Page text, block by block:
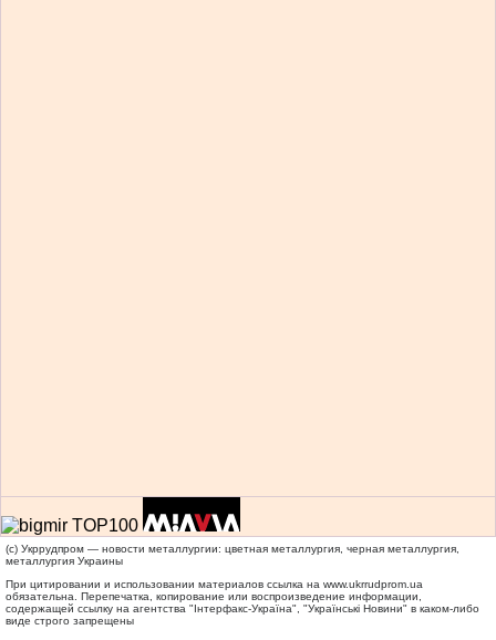
(c) Укррудпром — новости металлургии: цветная металлургия, черная металлургия,
металлургия Украины
При цитировании и использовании материалов ссылка на www.ukrrudprom.ua
обязательна. Перепечатка, копирование или воспроизведение информации,
содержащей ссылку на агентства "Iнтерфакс-Україна", "Українськi Новини" в каком-либо
виде строго запрещены